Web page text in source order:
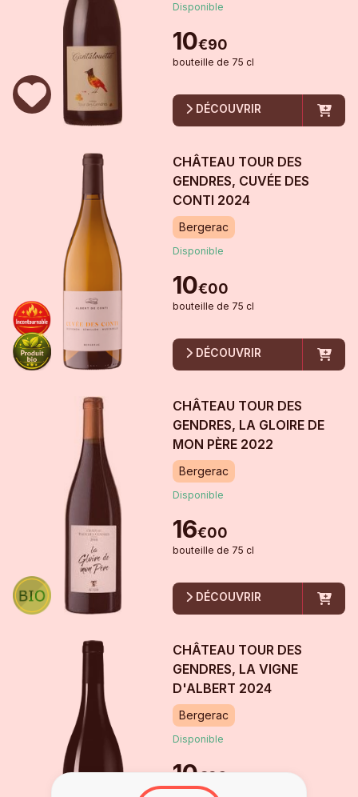
Disponible
10€90
bouteille de 75 cl
DÉCOUVRIR
CHÂTEAU TOUR DES
GENDRES, CUVÉE DES
CONTI 2024
Bergerac
Disponible
10€00
bouteille de 75 cl
DÉCOUVRIR
CHÂTEAU TOUR DES
GENDRES, LA GLOIRE DE
MON PÈRE 2022
Bergerac
Disponible
16€00
bouteille de 75 cl
DÉCOUVRIR
CHÂTEAU TOUR DES
GENDRES, LA VIGNE
D'ALBERT 2024
Bergerac
Disponible
10€90
bouteillede